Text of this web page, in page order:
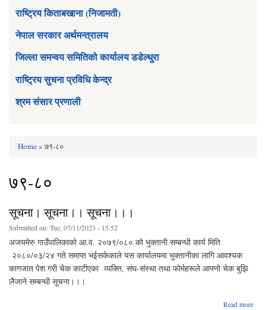
राष्ट्रिय किताबखाना (निजामती)
नेपाल सरकार अर्थमन्त्रालय
जिल्ला समन्वय समितिको कार्यालय डडेल्धुरा
राष्ट्रिय सुचना प्रविधि केन्द्र
श्रम संसार प्रणाली
You are here
Home» ७९-८०
७९-८०
सूचना। सूचना।। सूचना।।।
Submitted on:Tue, 07/11/2023 - 15:52
अजयमेरु गाउँपालिकाको आ.व. २०७९/०८० को भुक्तानी सम्बन्धी कार्य मिति
२०८०/०३/२४ गते समाप्त भईसकेकाले यस कार्यालयमा भुक्तानीका लागि आवश्यक
कागजात पेश गरी चेक काटीएका व्यक्ति, संघ-संस्था तथा फोर्महरूले आफ्नो चेक बुझि
लैजाने सम्बन्धी सूचना।।।
Read more